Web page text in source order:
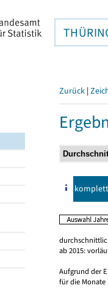
Zurück |
komplett
ab 2015:
Aufgrund der
für die Monate